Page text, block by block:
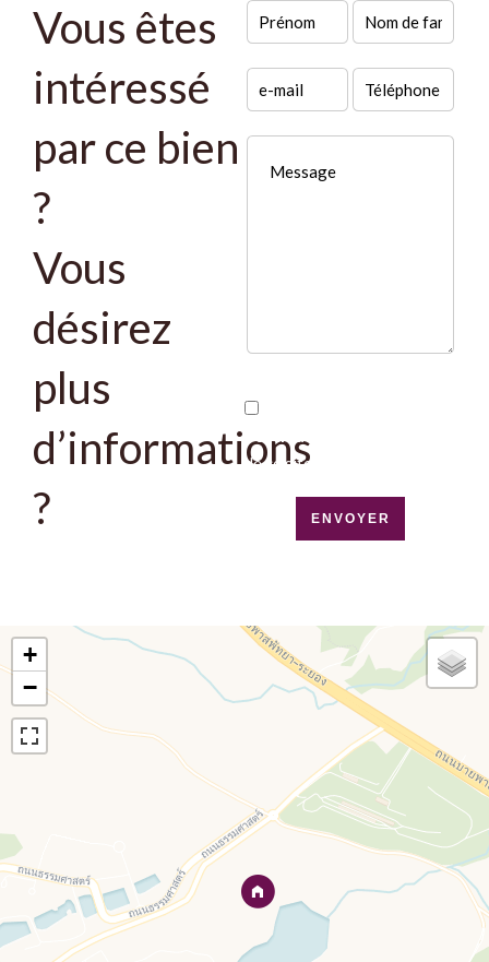
Vous êtes
intéressé
par ce bien
?
Vous
désirez
plus
d’informations
?
de ce site
ENVOYER
+
−